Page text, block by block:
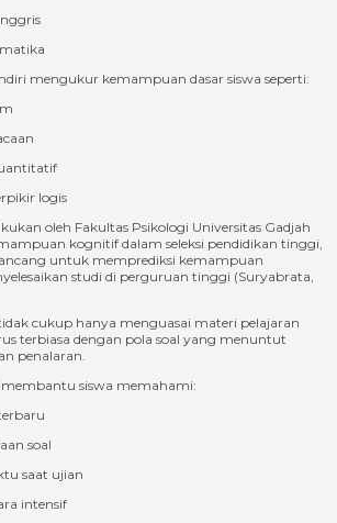
mengukur kemampuan dasar siswa seperti:
logis
oleh Fakultas Psikologi Universitas Gadjah
kognitif dalam seleksi pendidikan tinggi,
untuk memprediksi kemampuan
studi di perguruan tinggi (Suryabrata,
cukup hanya menguasai materi pelajaran
terbiasa dengan pola soal yang menuntut
penalaran.
siswa memahami:
soal
saat ujian
intensif